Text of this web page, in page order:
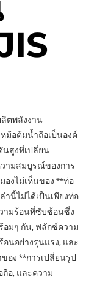
ลิตพลังงาน
ม้อต้มน้ำถือเป็นองค์
นสูงที่เปลี่ยน
ามสมบูรณ์ของการ
งไม่เห็นของ **ท่อ
นี้ไม่ได้เป็นเพียงท่อ
ามร้อนที่ซับซ้อนซึ่ง
มๆ กัน, ฟลักซ์ความ
นอย่างรุนแรง, และ
อง **การเปลี่ยนรูป
ถือ, และความ